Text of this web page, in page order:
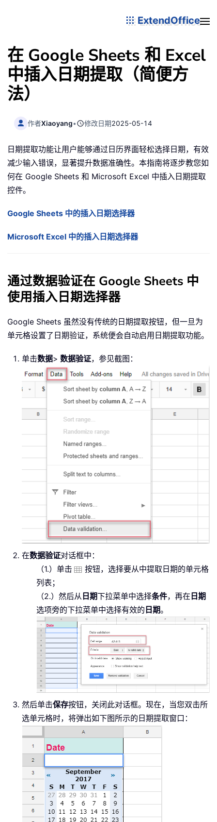
ExtendOffice
在 Google Sheets 和 Excel
中插入日期提取（简便方
法）
作者Xiaoyang• 修改日期2025-05-14
日期提取功能让用户能够通过日历界面轻松选择日期，有效
减少输入错误，显著提升数据准确性。本指南将逐步教您如
何在 Google Sheets 和 Microsoft Excel 中插入日期提取
控件。
Google Sheets 中的插入日期选择器
Microsoft Excel 中的插入日期选择器
通过数据验证在 Google Sheets 中
使用插入日期选择器
Google Sheets 虽然没有传统的日期提取按钮，但一旦为
单元格设置了日期验证，系统便会自动启用日期提取功能。
单击数据> 数据验证，参见截图：
在数据验证对话框中：
（1.）单击
按钮，选择要从中提取日期的单元格
列表；
（2.）然后从 日期下拉菜单中选择条件，再在 日期
选项旁的下拉菜单中选择有效的 日期。
然后单击保存按钮，关闭此对话框。现在，当您双击所
选单元格时，将弹出如下图所示的日期提取窗口：